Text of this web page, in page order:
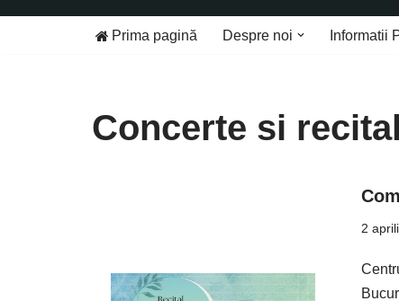
Prima pagină Despre noi Informatii
Concerte si
2